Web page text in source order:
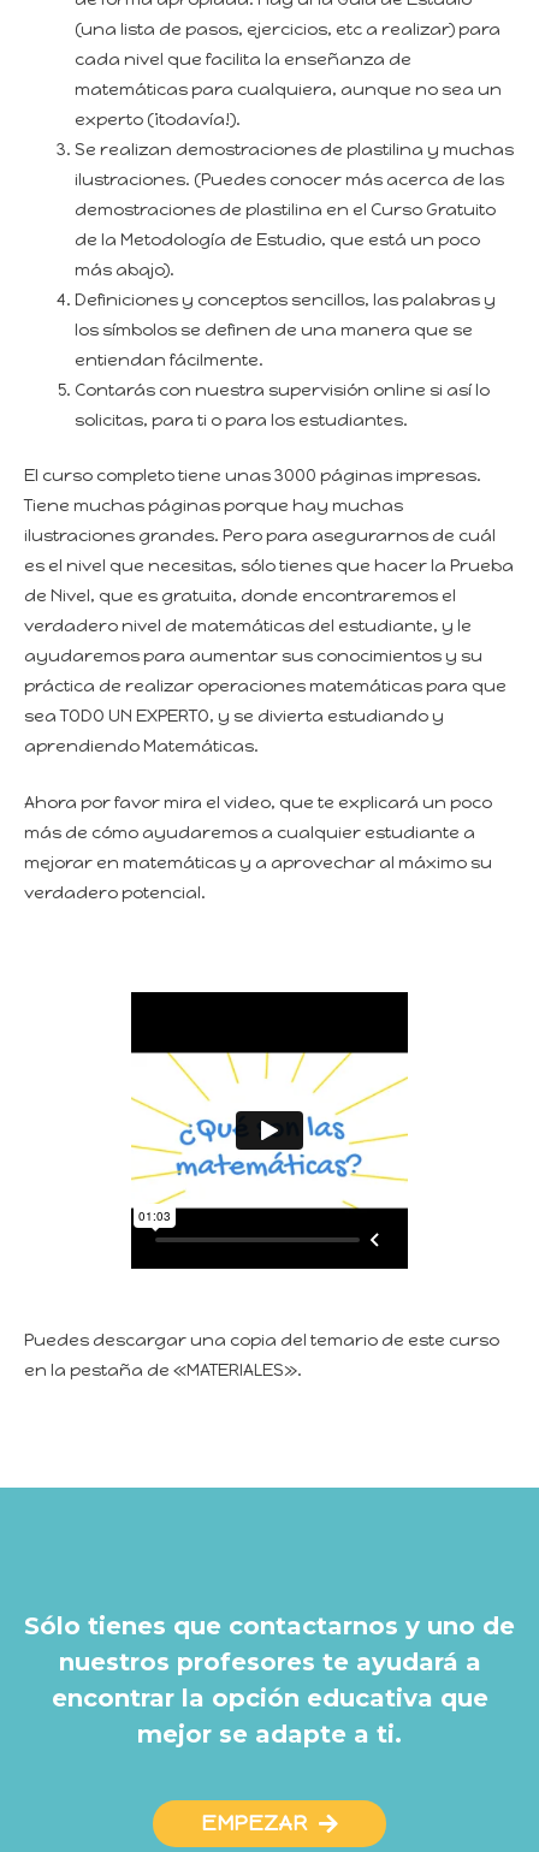
(una lista de pasos, ejercicios, etc a realizar) para
cada nivel que facilita la enseñanza de
matemáticas para cualquiera, aunque no sea un
experto (¡todavía!).
Se realizan demostraciones de plastilina y muchas
ilustraciones. (Puedes conocer más acerca de las
demostraciones de plastilina en el Curso Gratuito
de la Metodología de Estudio, que está un poco
más abajo).
Definiciones y conceptos sencillos, las palabras y
los símbolos se definen de una manera que se
entiendan fácilmente.
Contarás con nuestra supervisión online si así lo
solicitas, para ti o para los estudiantes.
El curso completo tiene unas 3000 páginas impresas.
Tiene muchas páginas porque hay muchas
ilustraciones grandes. Pero para asegurarnos de cuál
es el nivel que necesitas, sólo tienes que hacer la Prueba
de Nivel, que es gratuita, donde encontraremos el
verdadero nivel de matemáticas del estudiante, y le
ayudaremos para aumentar sus conocimientos y su
práctica de realizar operaciones matemáticas para que
sea TODO UN EXPERTO, y se divierta estudiando y
aprendiendo Matemáticas.
Ahora por favor mira el video, que te explicará un poco
más de cómo ayudaremos a cualquier estudiante a
mejorar en matemáticas y a aprovechar al máximo su
verdadero potencial.
Puedes descargar una copia del temario de este curso
en la pestaña de «MATERIALES».
Sólo tienes que contactarnos y uno de
nuestros profesores te ayudará a
encontrar la opción educativa que
mejor se adapte a ti.
EMPEZAR